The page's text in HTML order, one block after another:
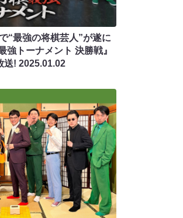
“最強の将棋芸人”が遂に
強トーナメント 決勝戦』
送! 2025.01.02